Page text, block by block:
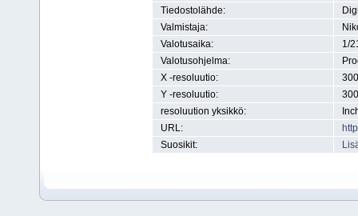
Tiedostolähde:
Valmistaja:
Valotusaika:
1/
Valotusohjelma:
X -resoluutio:
Y -resoluutio:
resoluution yksikkö:
URL:
Suosikit: